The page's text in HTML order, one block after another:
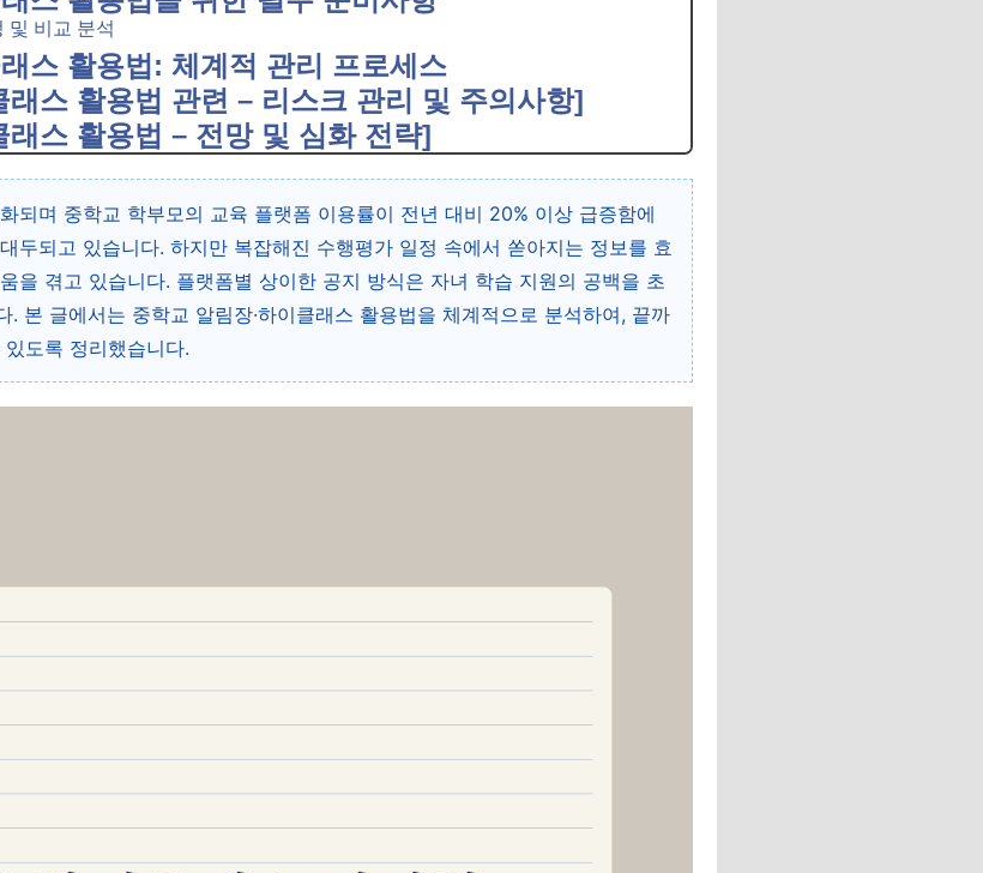
및 비교 분석
스 활용법: 체계적 관리 프로세스
래스 활용법 관련 – 리스크 관리 및 주의사항]
래스 활용법 – 전망 및 심화 전략]
되며 중학교 학부모의 교육 플랫폼 이용률이 전년 대비 20% 이상 급증함에
두되고 있습니다. 하지만 복잡해진 수행평가 일정 속에서 쏟아지는 정보를 효
을 겪고 있습니다. 플랫폼별 상이한 공지 방식은 자녀 학습 지원의 공백을 초
본 글에서는 중학교 알림장·하이클래스 활용법을 체계적으로 분석하여, 끝까
도록 정리했습니다.